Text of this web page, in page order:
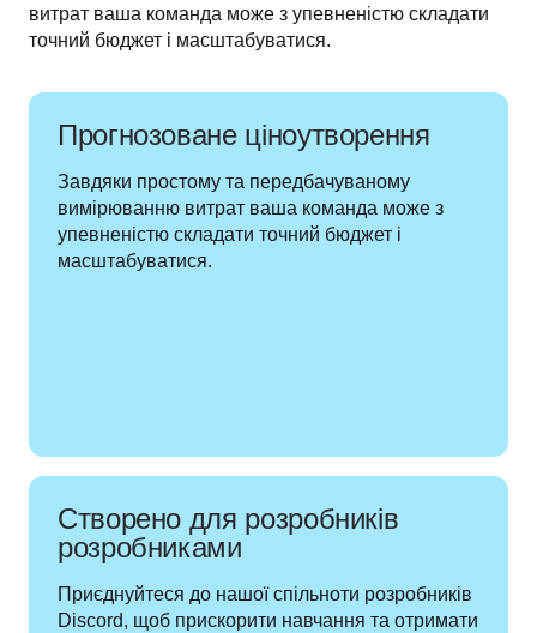
витрат ваша команда може з упевненістю складати
точний бюджет і масштабуватися.
Прогнозоване ціноутворення
Завдяки простому та передбачуваному
вимірюванню витрат ваша команда може з
упевненістю складати точний бюджет і
масштабуватися.
Створено для розробників
розробниками
Приєднуйтеся до нашої спільноти розробників
Discord, щоб прискорити навчання та отримати